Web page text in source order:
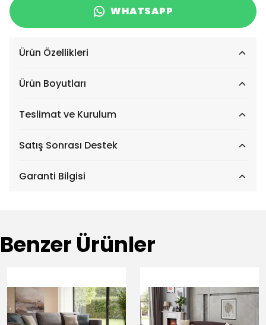
WHATSAPP
Ürün Özellikleri
Ürün Boyutları
Teslimat ve Kurulum
Satış Sonrası Destek
Garanti Bilgisi
Benzer Ürünler